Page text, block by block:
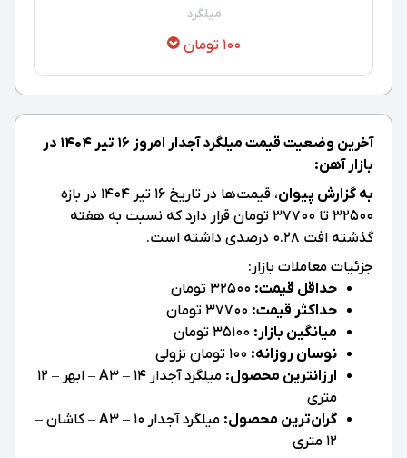
میلگرد
100 تومان
آخرین وضعیت قیمت میلگرد آجدار امروز ۱۶ تیر ۱۴۰۴ در
بازار آهن:
به گزارش پیوان
، قیمت‌ها در تاریخ ۱۶ تیر ۱۴۰۴ در بازه
32500 تا 37700 تومان قرار دارد که نسبت به هفته
گذشته افت 0.28 درصدی داشته است.
جزئیات معاملات بازار:
حداقل قیمت:
حداکثر قیمت:
میانگین بازار:
نوسان روزانه:
ارزانترین محصول:
میلگرد آجدار 14 – A3 – ابهر – 12
متری
گران‌ترین محصول:
میلگرد آجدار 10 – A3 – کاشان –
12 متری